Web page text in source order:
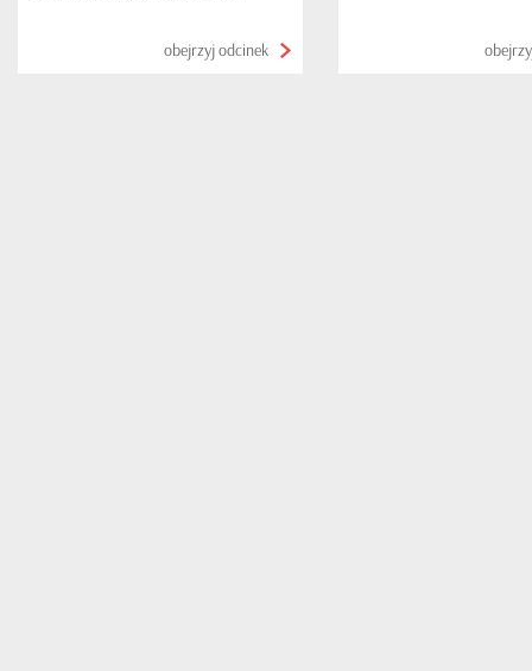
17-33: Zapowiedź prześladowań;
obejrzyj odcinek